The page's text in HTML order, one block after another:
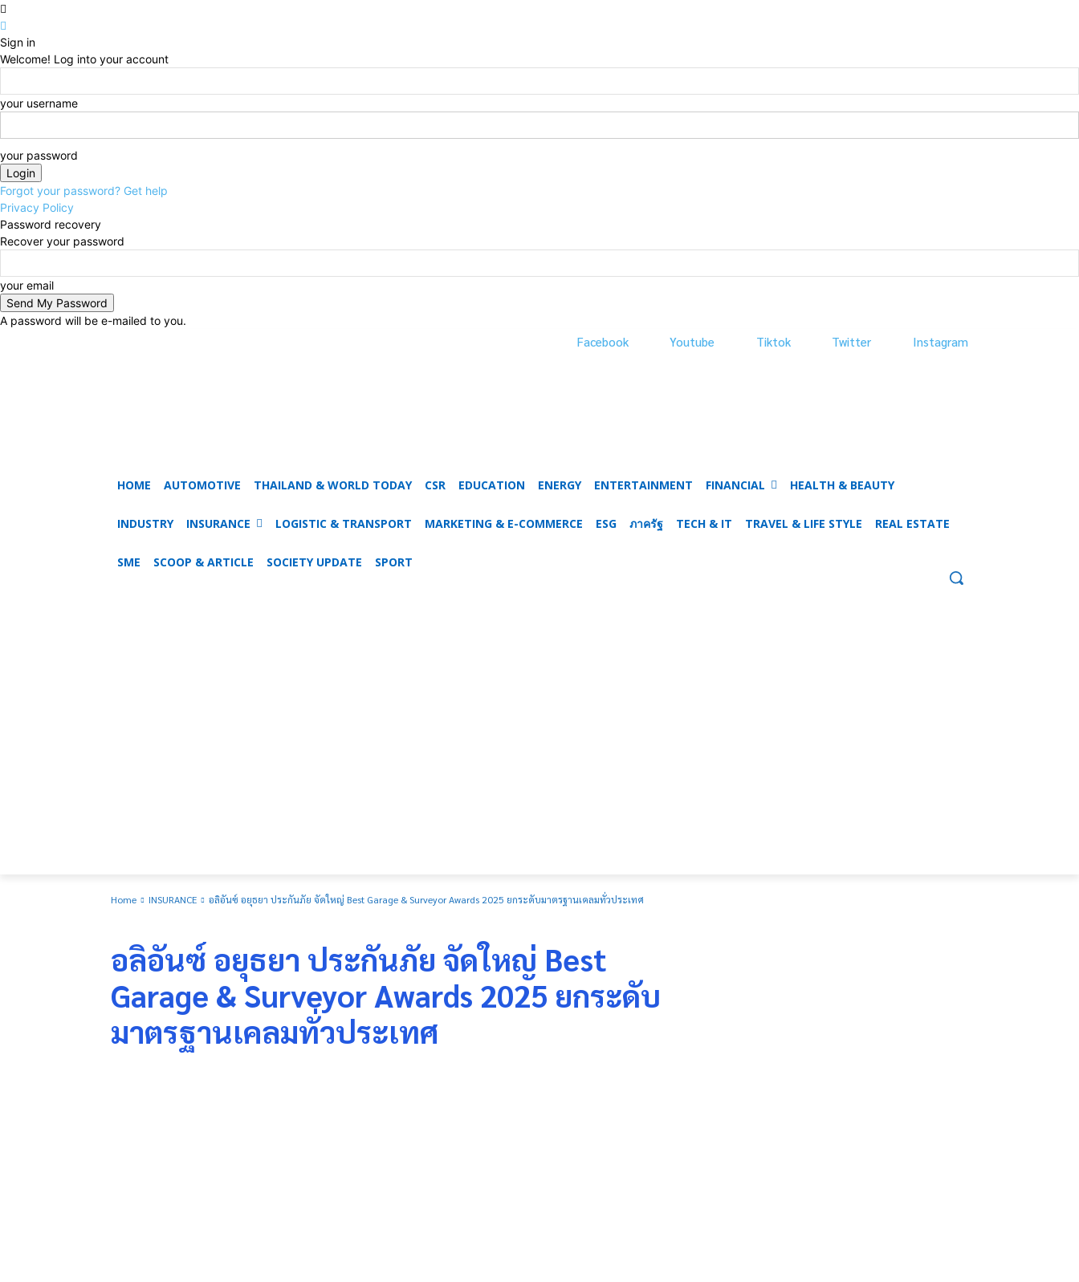
Sign in
Welcome! Log into your account
your username
your password
Forgot your password? Get help
Privacy Policy
Password recovery
Recover your password
your email
A password will be e-mailed to you.
Facebook Youtube Tiktok Twitter Instagram
HOME AUTOMOTIVE THAILAND & WORLD TODAY CSR EDUCATION ENERGY ENTERTAINMENT FINANCIAL HEALTH & BEAUTY
INDUSTRY INSURANCE LOGISTIC & TRANSPORT MARKETING & E-COMMERCE ESG ภาครัฐ TECH & IT TRAVEL & LIFE STYLE REAL ESTATE
SME SCOOP & ARTICLE SOCIETY UPDATE SPORT
Home INSURANCE อลิอันซ์ อยุธยา ประกันภัย จัดใหญ่ Best Garage & Surveyor Awards 2025 ยกระดับมาตรฐานเคลมทั่วประเทศ
อลิอันซ์ อยุธยา ประกันภัย จัดใหญ่ Best
Garage & Surveyor Awards 2025 ยกระดับ
มาตรฐานเคลมทั่วประเทศ